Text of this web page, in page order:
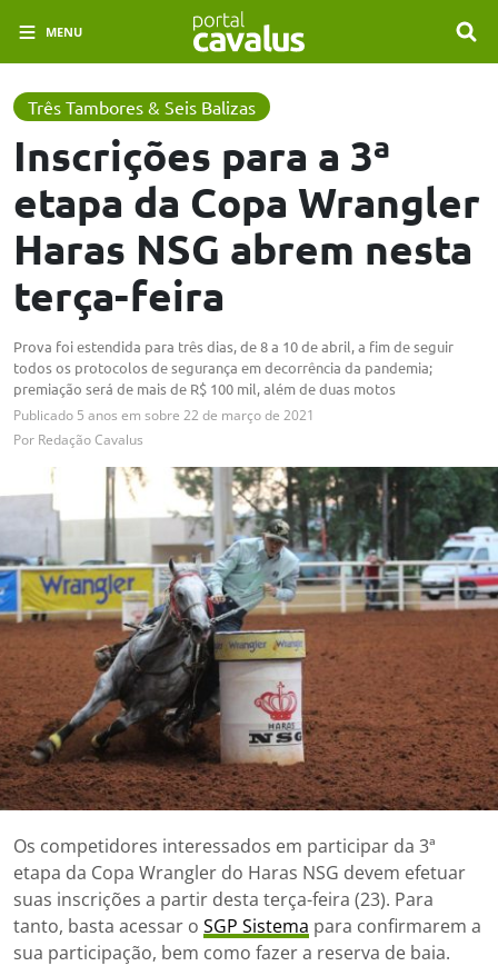
MENU
Três Tambores & Seis Balizas
Inscrições para a 3ª
etapa da Copa Wrangler
Haras NSG abrem nesta
terça-feira
Prova foi estendida para três dias, de 8 a 10 de abril, a fim de seguir
todos os protocolos de segurança em decorrência da pandemia;
premiação será de mais de R$ 100 mil, além de duas motos
Publicado 5 anos em sobre 22 de março de 2021
Por Redação Cavalus
Os competidores interessados em participar da 3ª
etapa da Copa Wrangler do Haras NSG devem efetuar
suas inscrições a partir desta terça-feira (23). Para
tanto, basta acessar o SGP Sistema para confirmarem a
sua participação, bem como fazer a reserva de baia.